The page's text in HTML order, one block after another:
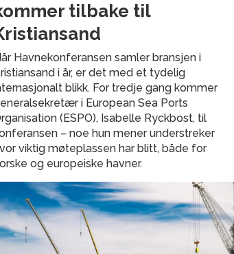
tilbake til
Havnekonferansen samler bransjen i
i år, er det med et tydelig
blikk. For tredje gang kommer
i European Sea Ports
(ESPO), Isabelle Ryckbost, til
– noe hun mener understreker
viktig møteplassen har blitt, både for
og europeiske havner.